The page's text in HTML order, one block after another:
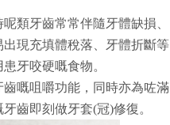
類牙齒常常伴隨牙體缺損、
現充填體稅落、牙體折斷等
牙咬硬嘅食物。
嘅咀嚼功能，同時亦為咗滿
齒即刻做牙套(冠)修復。